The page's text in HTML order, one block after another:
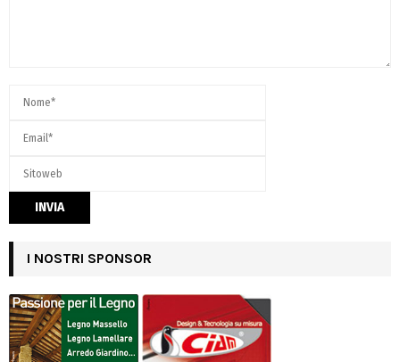
I NOSTRI SPONSOR